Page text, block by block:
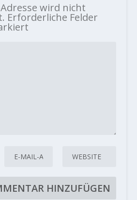
wird nicht
Erforderliche Felder